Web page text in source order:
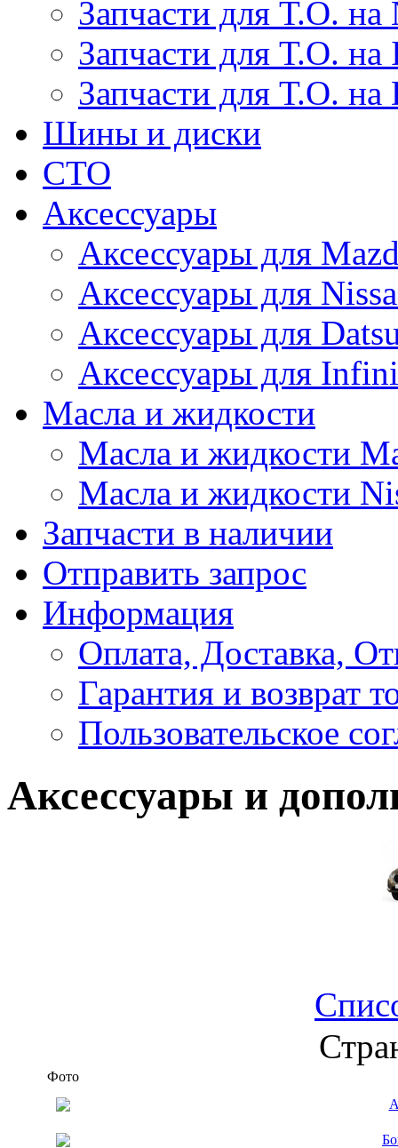
Запчасти для Т.О. на
Запчасти для Т.О.
Запчасти для Т.О. на
Шины и диски
СТО
Аксессуары
Аксессуары для
Аксессуары для
Аксессуары для
Аксессуары для
Масла и жидкости
Масла и жидкости
Масла и жидкости
Запчасти в наличии
Отправить запрос
Информация
Оплата, Доставка,
Гарантия и возврат
Пользовательское
Аксессуары и
Фото